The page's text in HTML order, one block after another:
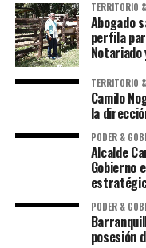
TERRITORIO
Abogado
perfila
TERRITORIO
Camilo
la
PODER &
Alcalde
Gobierno
PODER &
posesión